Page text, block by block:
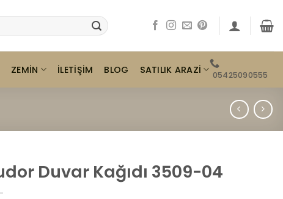
ZEMIN İLETIŞIM BLOG SATILIK ARAZI 05425090555
Duvar Kağıdı 3509-04